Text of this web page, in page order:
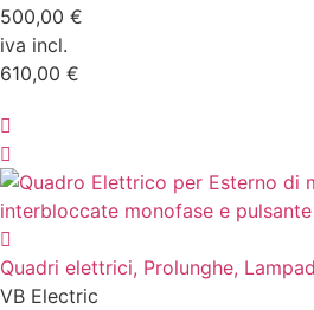
500,00 €
iva incl.
610,00 €
Quadri elettrici, Prolunghe,
VB Electric